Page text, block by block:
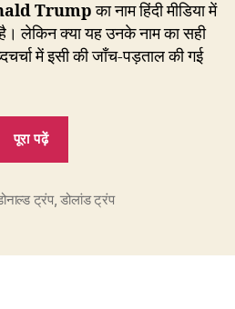
Trumpका नाम हिंदी मीडिया में
लेकिन क्या यह उनके नाम का सही
में इसी की जाँच-पड़ताल की गई
पूरा पढ़ें
क्यों
है?
ट्रंप,डोलांड ट्रंप